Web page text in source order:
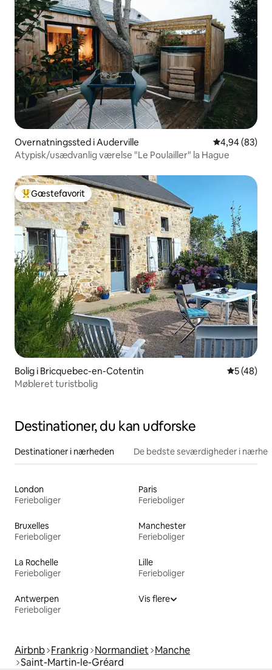
Overnatningssted i Auderville 4,94 ud af 5 i
4,94 (83)
Atypisk/usædvanlig værelse "Le Poulailler" la Hague
Bedste gæstefavorit
Gæstefavorit
Bolig i Bricquebec-en-Cotentin 5 ud af 5 i
5 (48)
Møbleret turistbolig
Destinationer, du kan udforske
Destinationer i nærheden De bedste seværdigheder i
London
Ferieboliger
Paris
Ferieboliger
Bruxelles
Ferieboliger
Manchester
Ferieboliger
La Rochelle
Ferieboliger
Lille
Ferieboliger
Antwerpen
Ferieboliger
Vis flere
Airbnb Frankrig Normandiet Manche
Saint-Martin-le-Gréard